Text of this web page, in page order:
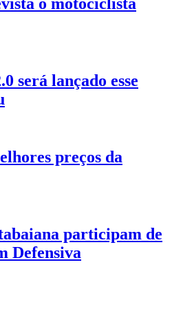
será lançado esse
preços da
participam de
Defensiva